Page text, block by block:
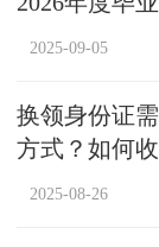
2025-09-05
换领身份证
方式？如何
2025-08-26